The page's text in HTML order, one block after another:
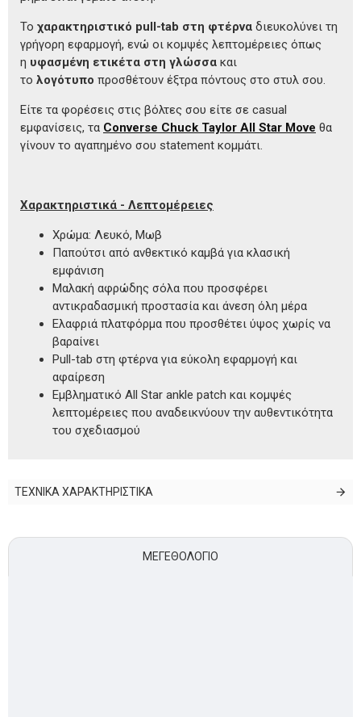
Το χαρακτηριστικό pull-tab στη φτέρνα διευκολύνει τη
γρήγορη εφαρμογή, ενώ οι κομψές λεπτομέρειες όπως
η υφασμένη ετικέτα στη γλώσσα και
το λογότυπο προσθέτουν έξτρα πόντους στο στυλ σου.
Είτε τα φορέσεις στις βόλτες σου είτε σε casual
εμφανίσεις, τα Converse Chuck Taylor All Star Move θα
γίνουν το αγαπημένο σου statement κομμάτι.
Χαρακτηριστικά - Λεπτομέρειες
Χρώμα: Λευκό, Μωβ
Παπούτσι από ανθεκτικό καμβά για κλασική
εμφάνιση
Μαλακή αφρώδης σόλα που προσφέρει
αντικραδασμική προστασία και άνεση όλη μέρα
Ελαφριά πλατφόρμα που προσθέτει ύψος χωρίς να
βαραίνει
Pull-tab στη φτέρνα για εύκολη εφαρμογή και
αφαίρεση
Εμβληματικό All Star ankle patch και κομψές
λεπτομέρειες που αναδεικνύουν την αυθεντικότητα
του σχεδιασμού
ΤΕΧΝΙΚΑ ΧΑΡΑΚΤΗΡΙΣΤΙΚΑ
ΜΕΓΕΘΟΛΌΓΙΟ